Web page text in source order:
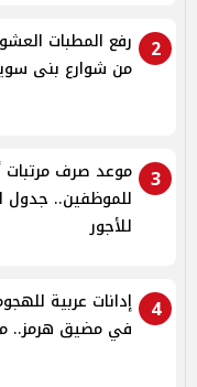
2
من شوارع بنى
3
للموظفين.. جدول
للأجور
4
إدانات عربية
في مضيق هرمز..